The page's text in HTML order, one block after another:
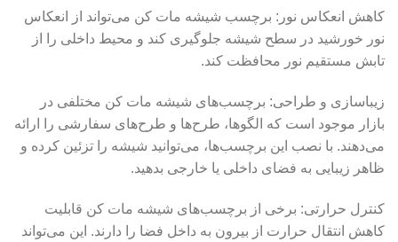
کاهش انعکاس نور: برچسب شیشه مات کن می‌تواند از انعکاس
نور خورشید در سطح شیشه جلوگیری کند و محیط داخلی را از
تابش مستقیم نور محافظت کند.
زیباسازی و طراحی: برچسب‌های شیشه مات کن مختلفی در
بازار موجود است که الگوها، طرح‌ها و طرح‌های سفارشی را ارائه
می‌دهند. با نصب این برچسب‌ها، می‌توانید شیشه را تزئین کرده و
ظاهر زیبایی به فضای داخلی یا خارجی بدهید.
کنترل حرارتی: برخی از برچسب‌های شیشه مات کن قابلیت
کاهش انتقال حرارت از بیرون به داخل فضا را دارند. این می‌تواند